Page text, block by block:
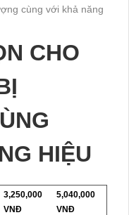
cùng với khả năng
CHO
HIỆU
3,250,000
VNĐ
5,040,000
VNĐ